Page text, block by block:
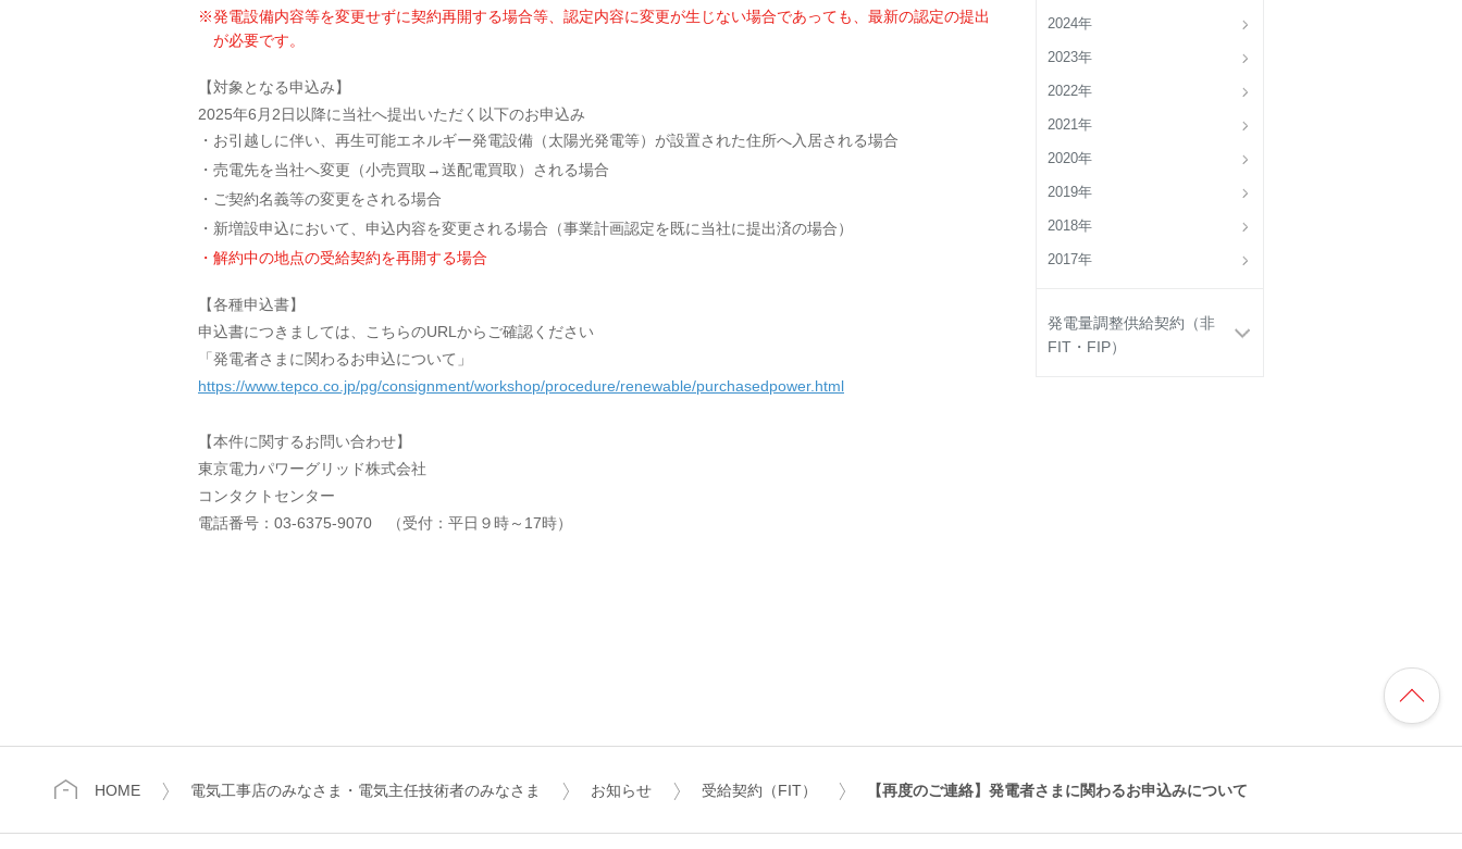
2024年
2023年
2022年
2021年
2020年
2019年
2018年
2017年
発電量調整供給契約（非
FIT・FIP）
※発電設備内容等を変更せずに契約再開する場合等、認定内容に変更が生じない場合であっても、最新の認定の提出
が必要です。
【対象となる申込み】
2025年6月2日以降に当社へ提出いただく以下のお申込み
お引越しに伴い、再生可能エネルギー発電設備（太陽光発電等）が設置された住所へ入居される場合
売電先を当社へ変更（小売買取→送配電買取）される場合
ご契約名義等の変更をされる場合
新増設申込において、申込内容を変更される場合（事業計画認定を既に当社に提出済の場合）
解約中の地点の受給契約を再開する場合
【各種申込書】
申込書につきましては、こちらのURLからご確認ください
「発電者さまに関わるお申込について」
https://www.tepco.co.jp/pg/consignment/workshop/procedure/renewable/purchasedpower.html
【本件に関するお問い合わせ】
東京電力パワーグリッド株式会社
コンタクトセンター
電話番号：03-6375-9070 （受付：平日９時～17時）
HOME 電気工事店のみなさま・電気主任技術者のみなさま お知らせ 受給契約（FIT） 【再度のご連絡】発電者さまに関わるお申込みについて